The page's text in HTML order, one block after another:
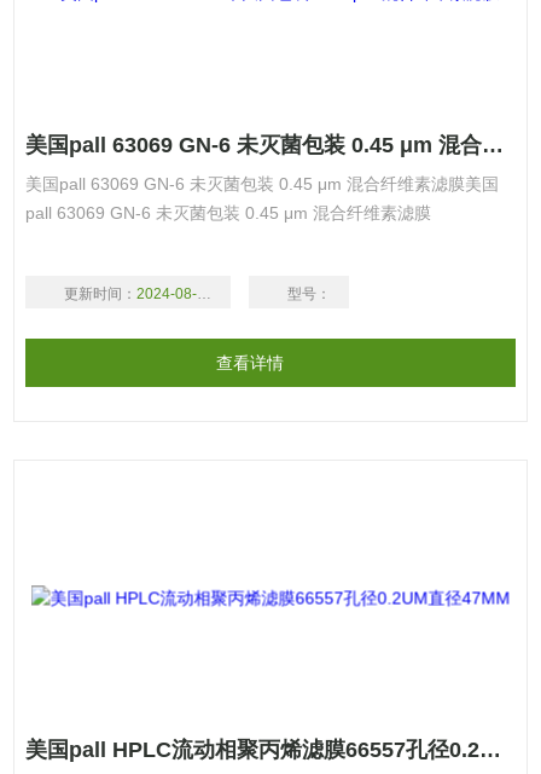
美国pall 63069 GN-6 未灭菌包装 0.45 μm 混合纤维素滤膜
美国pall 63069 GN-6 未灭菌包装 0.45 μm 混合纤维素滤膜美国
pall 63069 GN-6 未灭菌包装 0.45 μm 混合纤维素滤膜
更新时间： 2024-08-17 型号：
查看详情
美国pall HPLC流动相聚丙烯滤膜66557孔径0.2UM直径47MM